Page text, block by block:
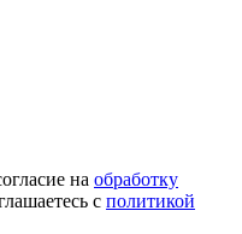
на обработку
с политикой